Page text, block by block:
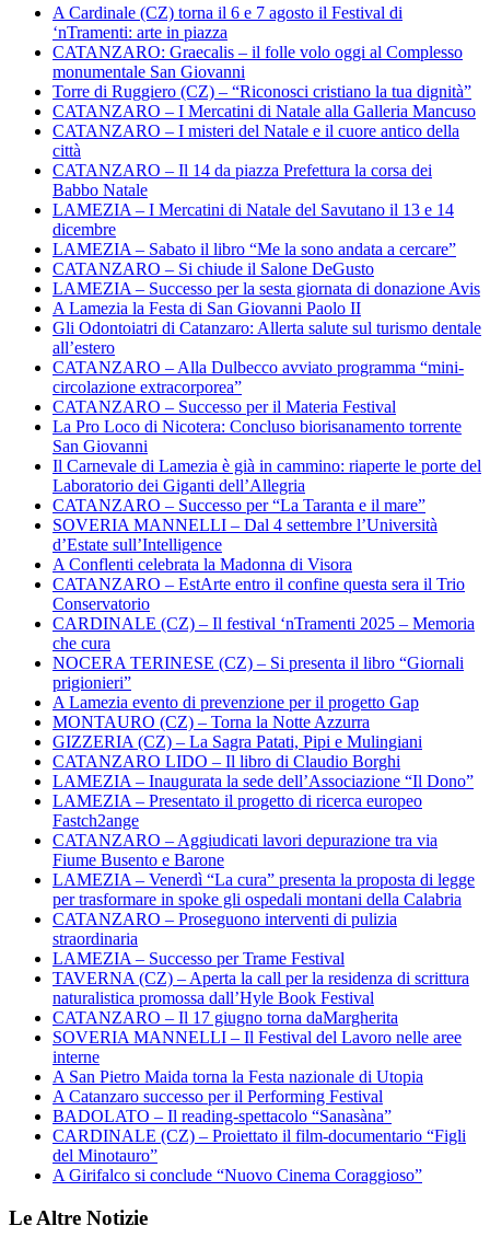
A Cardinale (CZ) torna il 6 e 7 agosto il Festival di
‘nTramenti: arte in piazza
CATANZARO: Graecalis – il folle volo oggi al Complesso
monumentale San Giovanni
Torre di Ruggiero (CZ) – “Riconosci cristiano la tua dignità”
CATANZARO – I Mercatini di Natale alla Galleria Mancuso
CATANZARO – I misteri del Natale e il cuore antico della
città
CATANZARO – Il 14 da piazza Prefettura la corsa dei
Babbo Natale
LAMEZIA – I Mercatini di Natale del Savutano il 13 e 14
dicembre
LAMEZIA – Sabato il libro “Me la sono andata a cercare”
CATANZARO – Si chiude il Salone DeGusto
LAMEZIA – Successo per la sesta giornata di donazione Avis
A Lamezia la Festa di San Giovanni Paolo II
Gli Odontoiatri di Catanzaro: Allerta salute sul turismo dentale
all’estero
CATANZARO – Alla Dulbecco avviato programma “mini-
circolazione extracorporea”
CATANZARO – Successo per il Materia Festival
La Pro Loco di Nicotera: Concluso biorisanamento torrente
San Giovanni
Il Carnevale di Lamezia è già in cammino: riaperte le porte del
Laboratorio dei Giganti dell’Allegria
CATANZARO – Successo per “La Taranta e il mare”
SOVERIA MANNELLI – Dal 4 settembre l’Università
d’Estate sull’Intelligence
A Conflenti celebrata la Madonna di Visora
CATANZARO – EstArte entro il confine questa sera il Trio
Conservatorio
CARDINALE (CZ) – Il festival ‘nTramenti 2025 – Memoria
che cura
NOCERA TERINESE (CZ) – Si presenta il libro “Giornali
prigionieri”
A Lamezia evento di prevenzione per il progetto Gap
MONTAURO (CZ) – Torna la Notte Azzurra
GIZZERIA (CZ) – La Sagra Patati, Pipi e Mulingiani
CATANZARO LIDO – Il libro di Claudio Borghi
LAMEZIA – Inaugurata la sede dell’Associazione “Il Dono”
LAMEZIA – Presentato il progetto di ricerca europeo
Fastch2ange
CATANZARO – Aggiudicati lavori depurazione tra via
Fiume Busento e Barone
LAMEZIA – Venerdì “La cura” presenta la proposta di legge
per trasformare in spoke gli ospedali montani della Calabria
CATANZARO – Proseguono interventi di pulizia
straordinaria
LAMEZIA – Successo per Trame Festival
TAVERNA (CZ) – Aperta la call per la residenza di scrittura
naturalistica promossa dall’Hyle Book Festival
CATANZARO – Il 17 giugno torna daMargherita
SOVERIA MANNELLI – Il Festival del Lavoro nelle aree
interne
A San Pietro Maida torna la Festa nazionale di Utopia
A Catanzaro successo per il Performing Festival
BADOLATO – Il reading-spettacolo “Sanasàna”
CARDINALE (CZ) – Proiettato il film-documentario “Figli
del Minotauro”
A Girifalco si conclude “Nuovo Cinema Coraggioso”
Le Altre Notizie